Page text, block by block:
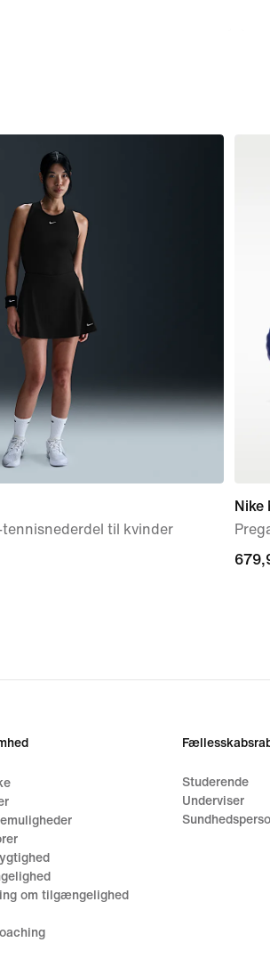
tennisnederdel til kvinder
Nike
om tilgængelighed
Studerende
Underviser